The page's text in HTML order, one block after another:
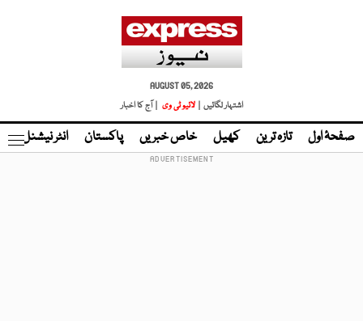
AUGUST 05, 2026
اشتہار لگائیں |
لائیو ٹی وی | آج کا اخبار
صفحۂ اول تازہ ترین کھیل خاص خبریں پاکستان انٹر نیشنل